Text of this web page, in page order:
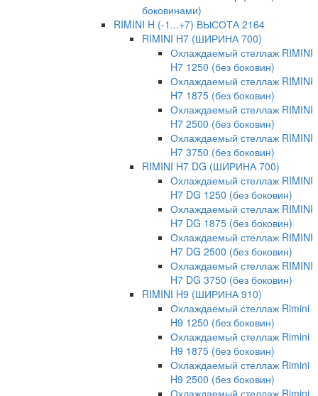
боковинами)
RIMINI H (-1...+7) ВЫСОТА 2164
RIMINI H7 (ШИРИНА 700)
Охлаждаемый стеллаж RIMINI
H7 1250 (без боковин)
Охлаждаемый стеллаж RIMINI
H7 1875 (без боковин)
Охлаждаемый стеллаж RIMINI
H7 2500 (без боковин)
Охлаждаемый стеллаж RIMINI
H7 3750 (без боковин)
RIMINI H7 DG (ШИРИНА 700)
Охлаждаемый стеллаж RIMINI
H7 DG 1250 (без боковин)
Охлаждаемый стеллаж RIMINI
H7 DG 1875 (без боковин)
Охлаждаемый стеллаж RIMINI
H7 DG 2500 (без боковин)
Охлаждаемый стеллаж RIMINI
H7 DG 3750 (без боковин)
RIMINI H9 (ШИРИНА 910)
Охлаждаемый стеллаж Rimini
H9 1250 (без боковин)
Охлаждаемый стеллаж Rimini
H9 1875 (без боковин)
Охлаждаемый стеллаж Rimini
H9 2500 (без боковин)
Охлаждаемый стеллаж Rimini